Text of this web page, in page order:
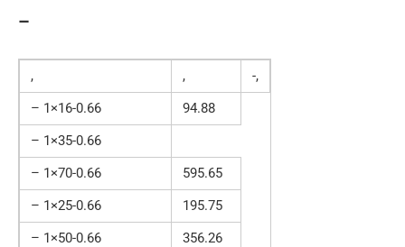
–
, ,
-,
– 1×16-0.66
94.88
– 1×35-0.66
– 1×70-0.66
595.65
– 1×25-0.66
195.75
– 1×50-0.66
356.26